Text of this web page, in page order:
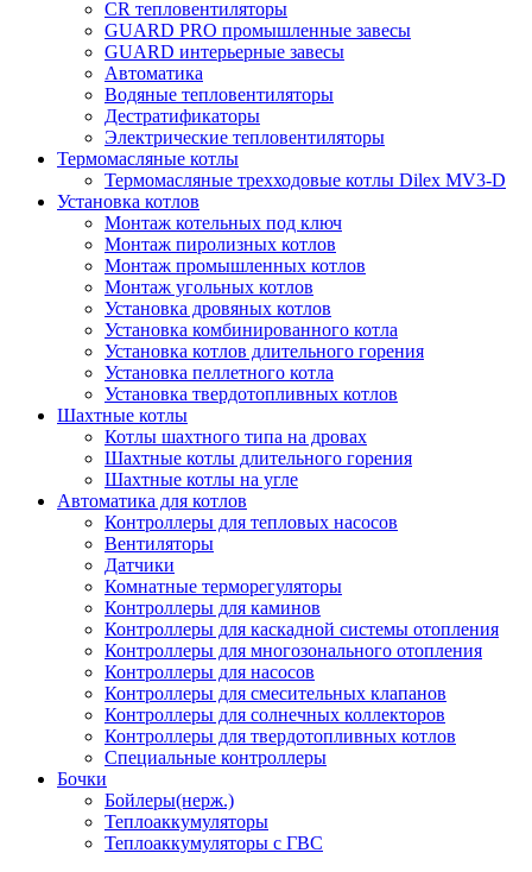
CR тепловентиляторы
GUARD PRO промышленные завесы
GUARD интерьерные завесы
Автоматика
Водяные тепловентиляторы
Дестратификаторы
Электрические тепловентиляторы
Термомасляные котлы
Термомасляные трехходовые котлы Dilex MV3-D
Установка котлов
Монтаж котельных под ключ
Монтаж пиролизных котлов
Монтаж промышленных котлов
Монтаж угольных котлов
Установка дровяных котлов
Установка комбинированного котла
Установка котлов длительного горения
Установка пеллетного котла
Установка твердотопливных котлов
Шахтные котлы
Котлы шахтного типа на дровах
Шахтные котлы длительного горения
Шахтные котлы на угле
Автоматика для котлов
Контроллеры для тепловых насосов
Вентиляторы
Датчики
Комнатные терморегуляторы
Контроллеры для каминов
Контроллеры для каскадной системы отопления
Контроллеры для многозонального отопления
Контроллеры для насосов
Контроллеры для смесительных клапанов
Контроллеры для солнечных коллекторов
Контроллеры для твердотопливных котлов
Специальные контроллеры
Бочки
Бойлеры(нерж.)
Теплоаккумуляторы
Теплоаккумуляторы с ГВС